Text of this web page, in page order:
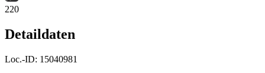
220
Detaildaten
Loc.-ID: 15040981